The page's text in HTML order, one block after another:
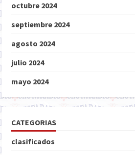
octubre 2024
septiembre 2024
agosto 2024
julio 2024
mayo 2024
CATEGORIAS
clasificados